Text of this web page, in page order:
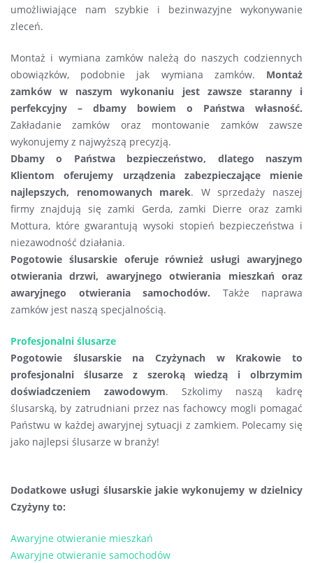
umożliwiające nam szybkie i bezinwazyjne wykonywanie
zleceń.
Montaż i wymiana zamków należą do naszych codziennych
obowiązków, podobnie jak wymiana zamków. Montaż
zamków w naszym wykonaniu jest zawsze staranny i
perfekcyjny – dbamy bowiem o Państwa własność.
Zakładanie zamków oraz montowanie zamków zawsze
wykonujemy z najwyższą precyzją.
Dbamy o Państwa bezpieczeństwo, dlatego naszym
Klientom oferujemy urządzenia zabezpieczające mienie
najlepszych, renomowanych marek. W sprzedaży naszej
firmy znajdują się zamki Gerda, zamki Dierre oraz zamki
Mottura, które gwarantują wysoki stopień bezpieczeństwa i
niezawodność działania.
Pogotowie ślusarskie oferuje również usługi awaryjnego
otwierania drzwi, awaryjnego otwierania mieszkań oraz
awaryjnego otwierania samochodów. Także naprawa
zamków jest naszą specjalnością.
Profesjonalni ślusarze
Pogotowie ślusarskie na Czyżynach w Krakowie to
profesjonalni ślusarze z szeroką wiedzą i olbrzymim
doświadczeniem zawodowym. Szkolimy naszą kadrę
ślusarską, by zatrudniani przez nas fachowcy mogli pomagać
Państwu w każdej awaryjnej sytuacji z zamkiem. Polecamy się
jako najlepsi ślusarze w branży!
Dodatkowe usługi ślusarskie jakie wykonujemy w dzielnicy
Czyżyny to:
Awaryjne otwieranie mieszkań
Awaryjne otwieranie samochodów